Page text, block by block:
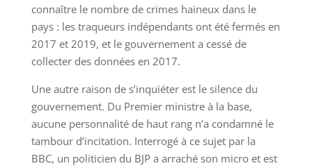
connaître le nombre de crimes haineux dans le
pays : les traqueurs indépendants ont été fermés en
2017 et 2019, et le gouvernement a cessé de
collecter des données en 2017.
Une autre raison de s’inquiéter est le silence du
gouvernement. Du Premier ministre à la base,
aucune personnalité de haut rang n’a condamné le
tambour d’incitation. Interrogé à ce sujet par la
BBC, un politicien du BJP a arraché son micro et est